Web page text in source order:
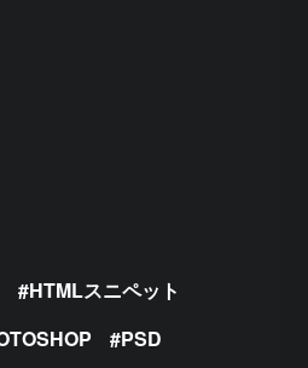
HTMLスニペット
PSD